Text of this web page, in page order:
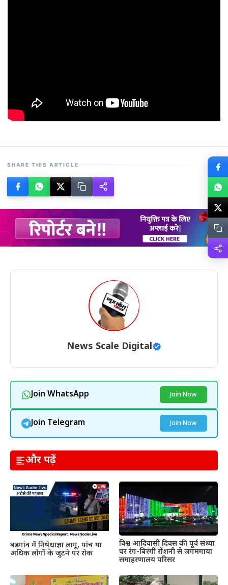
SHARE THIS ARTICLE
News Scale Digital
Join WhatsApp Join Now
Join Telegram Join Now
और पढ़ें
बड़गांव में निषेधाज्ञा लागू, पांच या
अधिक लोगों के जुटने पर रोक
विश्व आदिवासी दिवस की पूर्व संध्या
पर रंग-बिरंगी रोशनी से जगमगाया
समाहरणालय परिसर